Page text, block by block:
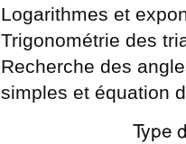
Logarithmes et
Trigonométrie des
Recherche des
simples et équation
Type